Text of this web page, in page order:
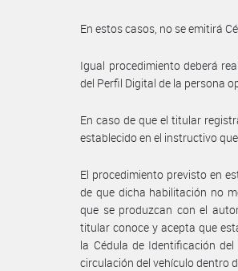
En estos casos, no se emitirá
Igual procedimiento deberá
del Perfil Digital de la persona
En caso de que el titular
establecido en el instructivo
El procedimiento previsto en
de que dicha habilitación no
que se produzcan con el
titular conoce y acepta que
la Cédula de Identificación
circulación del vehículo dentro